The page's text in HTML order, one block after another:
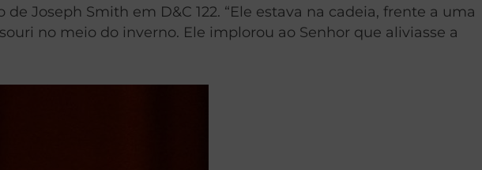
Joseph Smith em D&C 122. “Ele estava na cadeia, frente a uma
no meio do inverno. Ele implorou ao Senhor que aliviasse a